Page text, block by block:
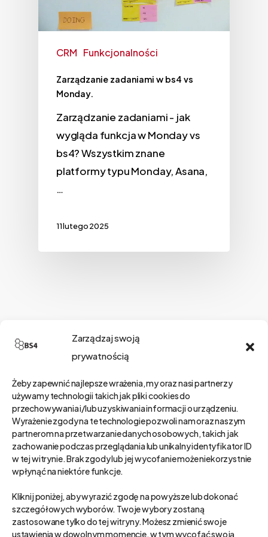
Zarządzaj swoją
prywatnością
Żeby zapewnić najlepsze wrażenia, my oraz nasi partnerzy
używamy technologii takich jak pliki cookies do
przechowywania i/lub uzyskiwania informacji o urządzeniu.
Wyrażenie zgody na te technologie pozwoli nam oraz naszym
partnerom na przetwarzanie danych osobowych, takich jak
zachowanie podczas przeglądania lub unikalny identyfikator ID
w tej witrynie. Brak zgody lub jej wycofanie może niekorzystnie
wpłynąć na niektóre funkcje.
Kliknij poniżej, aby wyrazić zgodę na powyższe lub dokonać
szczegółowych wyborów. Twoje wybory zostaną
zastosowane tylko do tej witryny. Możesz zmienić swoje
ustawienia w dowolnym momencie, w tym wycofać swoją
CRM Funkcjonalności
Zarządzanie zadaniami w bs4 vs
Monday.
Zarządzanie zadaniami - jak
wygląda funkcja w Monday vs
bs4? Wszystkim znane
platformy typu Monday, Asana,
…
11 lutego 2025
Kategorie
Kategorie
Wybierz Kategoria